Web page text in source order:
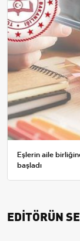
Eşlerin aile
başladı
EDİTÖRÜN